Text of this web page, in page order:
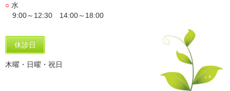
○ 水
9:00～12:30 14:00～18:00
休診日
木曜・日曜・祝日